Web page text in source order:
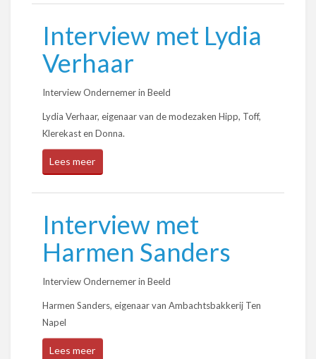
Interview met Lydia
Verhaar
Interview Ondernemer in Beeld
Lydia Verhaar, eigenaar van de modezaken Hipp, Toff,
Klerekast en Donna.
Lees meer
Interview met
Harmen Sanders
Interview Ondernemer in Beeld
Harmen Sanders, eigenaar van Ambachtsbakkerij Ten
Napel
Lees meer